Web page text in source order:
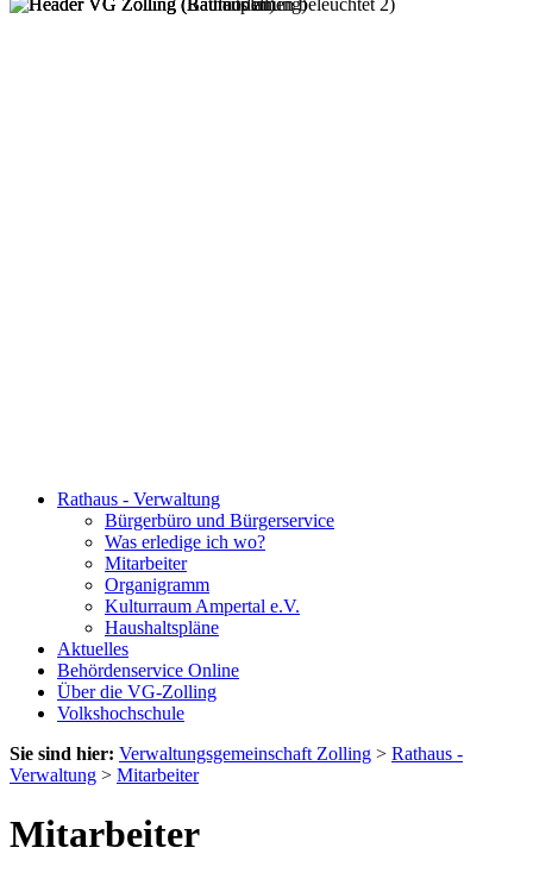
Rathaus - Verwaltung
Bürgerbüro und Bürgerservice
Was erledige ich wo?
Mitarbeiter
Organigramm
Kulturraum Ampertal e.V.
Haushaltspläne
Aktuelles
Behördenservice Online
Über die VG-Zolling
Volkshochschule
Sie sind hier: Verwaltungsgemeinschaft Zolling > Rathaus -
Verwaltung > Mitarbeiter
Mitarbeiter